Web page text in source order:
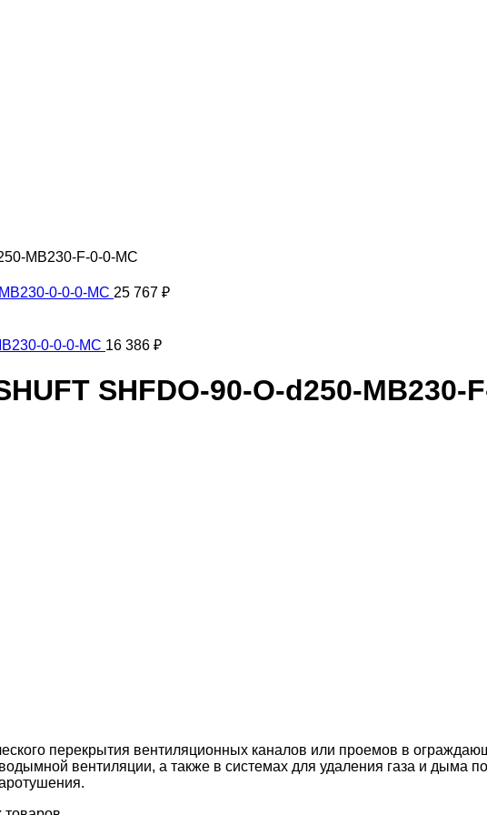
MB230-F-0-0-MC
0-0-0-MC 25 767 ₽
0-0-0-MC 16 386 ₽
SHFDO-90-O-d250-MB230-
перекрытия вентиляционных каналов или проемов в
вентиляции, а также в системах для удаления газа и